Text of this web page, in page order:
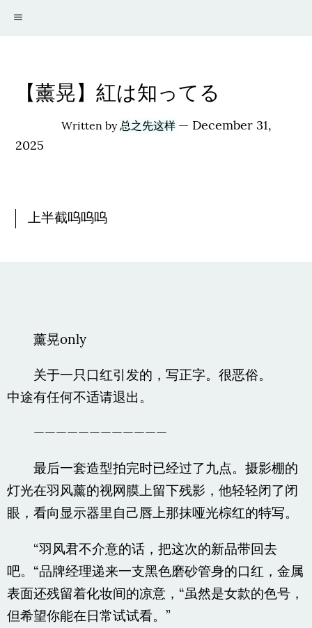
【薰晃】紅は知ってる
Written by总之先这样— December 31,
2025
上半截呜呜呜
薰晃only
关于一只口红引发的，写正字。很恶俗。
中途有任何不适请退出。
————————————
最后一套造型拍完时已经过了九点。摄影棚的
灯光在羽风薰的视网膜上留下残影，他轻轻闭了闭
眼，看向显示器里自己唇上那抹哑光棕红的特写。
“羽风君不介意的话，把这次的新品带回去
吧。“品牌经理递来一支黑色磨砂管身的口红，金属
表面还残留着化妆间的凉意，“虽然是女款的色号，
但希望你能在日常试试看。”